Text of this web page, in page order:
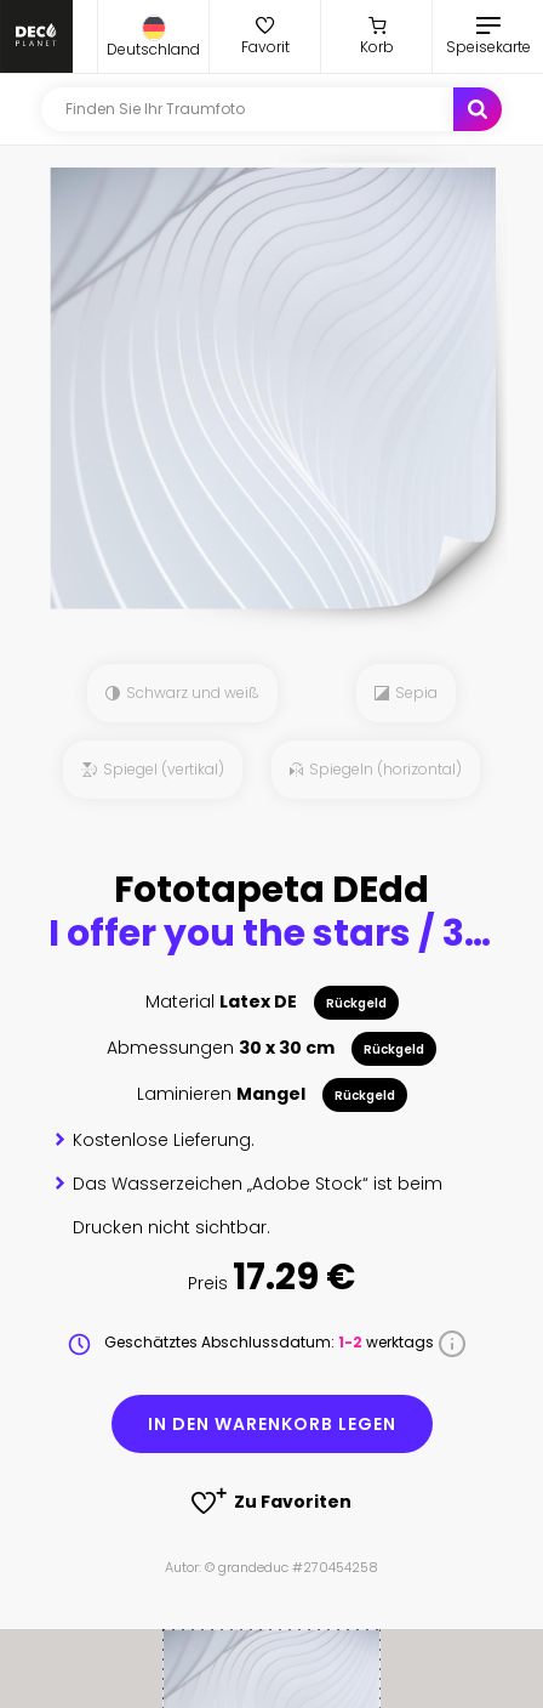
Deutschland Favorit Korb Speisekarte
Schwarz und weiß Sepia
Spiegel (vertikal) Spiegeln (horizontal)
Fototapeta DEdd
I offer you the stars / 3D illustration of science fiction scene with astronaut floating in outer space reaching with open hand towards viewer
Material Latex DE Rückgeld
Abmessungen 30 x 30 cm Rückgeld
Laminieren Mangel Rückgeld
Kostenlose Lieferung.
Das Wasserzeichen „Adobe Stock“ ist beim
Drucken nicht sichtbar.
Preis 17.29 €
Geschätztes Abschlussdatum: 1-2 werktags
IN DEN WARENKORB LEGEN
Zu Favoriten
Autor: © grandeduc #270454258